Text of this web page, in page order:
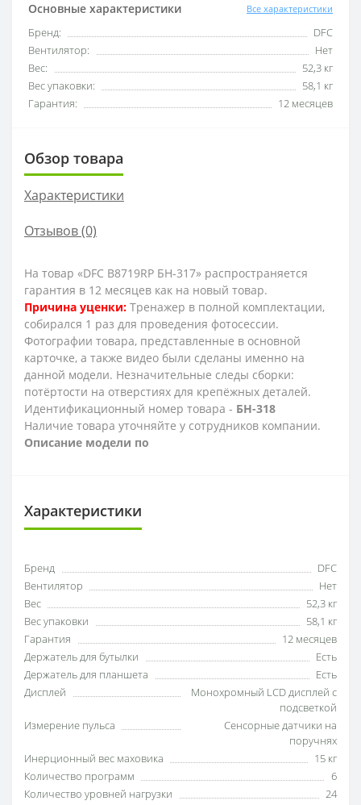
Основные характеристики Все характеристики
Бренд:
DFC
Вентилятор:
Нет
Вес:
52,3 кг
Вес упаковки:
58,1 кг
Гарантия:
12 месяцев
Обзор товара
Характеристики
Отзывов (0)
На товар «DFC B8719RP БН-317» распространяется
гарантия в 12 месяцев как на новый товар.
Причина уценки: Тренажер в полной комплектации,
собирался 1 раз для проведения фотосессии.
Фотографии товара, представленные в основной
карточке, а также видео были сделаны именно на
данной модели. Незначительные следы сборки:
потёртости на отверстиях для крепёжных деталей.
Идентификационный номер товара - БН-318
Наличие товара уточняйте у сотрудников компании.
Описание модели по
Характеристики
Бренд
DFC
Вентилятор
Нет
Вес
52,3 кг
Вес упаковки
58,1 кг
Гарантия
12 месяцев
Держатель для бутылки
Есть
Держатель для планшета
Есть
Дисплей
Монохромный LCD дисплей с
подсветкой
Измерение пульса
Сенсорные датчики на
поручнях
Инерционный вес маховика
15 кг
Количество программ
6
Количество уровней нагрузки
24